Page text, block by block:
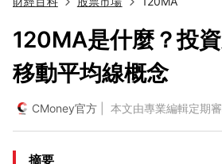
120MA是什麼？投
移動平均線概念
CMoney官方 | 本文由專業編輯定期
摘要